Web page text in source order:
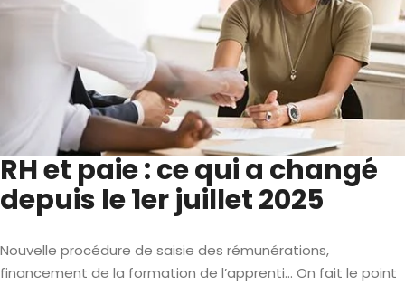
RH et paie : ce qui a changé
depuis le 1er juillet 2025
Nouvelle procédure de saisie des rémunérations,
financement de la formation de l’apprenti… On fait le point